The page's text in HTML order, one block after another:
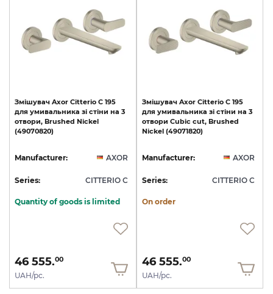
Змішувач Axor Citterio C 195
для умивальника зі стіни на 3
отвори, Brushed Nickel
(49070820)
Manufacturer: AXOR
Series: CITTERIO C
Quantity of goods is limited
46 555.00
UAH/pc.
Змішувач Axor Citterio C 195
для умивальника зі стіни на 3
отвори Cubic cut, Brushed
Nickel (49071820)
Manufacturer: AXOR
Series: CITTERIO C
On order
46 555.00
UAH/pc.